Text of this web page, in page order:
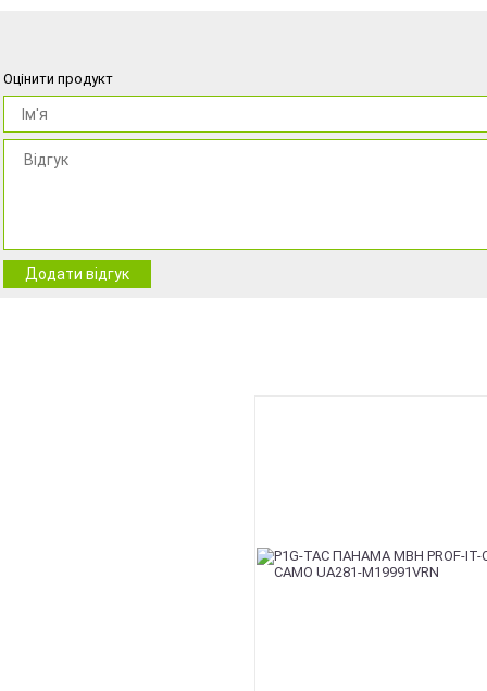
Оцінити продукт
Додати відгук